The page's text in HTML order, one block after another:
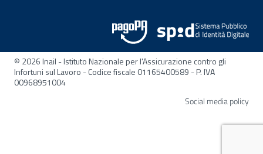
© 2026 Inail - Istituto Nazionale per l'Assicurazione contro gli
Infortuni sul Lavoro - Codice fiscale 01165400589 - P. IVA
00968951004
Social media policy